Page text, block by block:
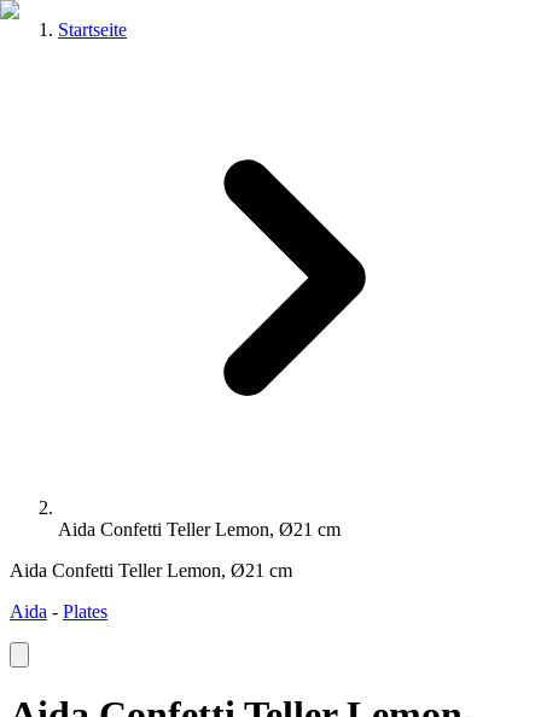
Startseite
Aida Confetti Teller Lemon, Ø21 cm
Aida Confetti Teller Lemon, Ø21 cm
Aida - Plates